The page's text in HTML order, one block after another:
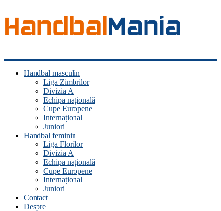
Handbal
ManiaHandbal masculin
Liga Zimbrilor
Divizia A
Echipa națională
Cupe Europene
Internațional
Juniori
Handbal feminin
Liga Florilor
Divizia A
Echipa națională
Cupe Europene
Internațional
Juniori
Contact
Despre